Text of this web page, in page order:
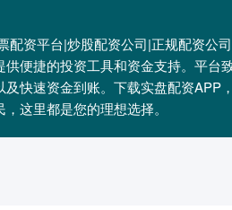
配资平台|炒股配资公司|正规配资公
供便捷的投资工具和资金支持。平
及快速资金到账。下载实盘配资
这里都是您的理想选择。